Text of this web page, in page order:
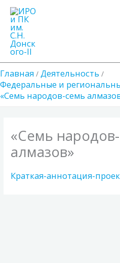
Перейти
содержимому
Главная Деятельность
Федеральные и
«Семь народов-семь
«Семь
алмазов»
Краткая-аннотация-